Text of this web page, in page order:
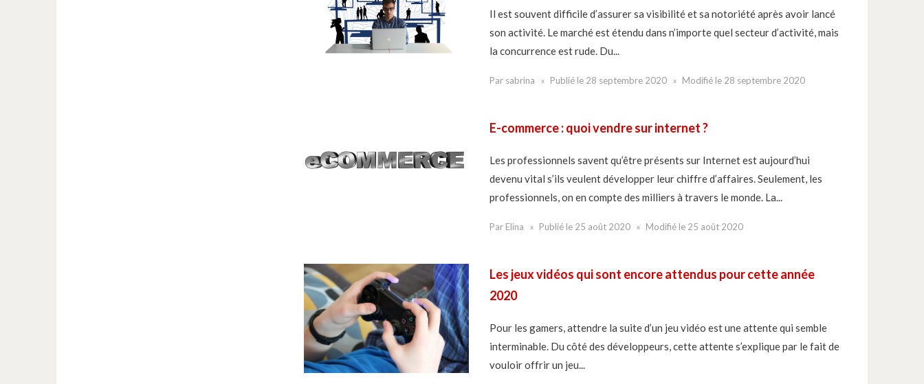
Il est souvent difficile d’assurer sa visibilité et sa notoriété après avoir lancé
son activité. Le marché est étendu dans n’importe quel secteur d’activité, mais
la concurrence est rude. Du...
Par sabrina Publié le 28 septembre 2020 Modifié le 28 septembre 2020
E-commerce : quoi vendre sur internet ?
Les professionnels savent qu’être présents sur Internet est aujourd’hui
devenu vital s’ils veulent développer leur chiffre d’affaires. Seulement, les
professionnels, on en compte des milliers à travers le monde. La...
Par Elina Publié le 25 août 2020 Modifié le 25 août 2020
Les jeux vidéos qui sont encore attendus pour cette année
2020
Pour les gamers, attendre la suite d’un jeu vidéo est une attente qui semble
interminable. Du côté des développeurs, cette attente s’explique par le fait de
vouloir offrir un jeu...